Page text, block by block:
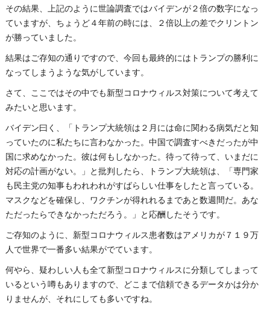
その結果、上記のように世論調査ではバイデンが２倍の数字になっ
ていますが、ちょうど４年前の時には、２倍以上の差でクリントン
が勝っていました。
結果はご存知の通りですので、今回も最終的にはトランプの勝利に
なってしまうような気がしています。
さて、ここではその中でも新型コロナウィルス対策について考えて
みたいと思います。
バイデン曰く、「トランプ大統領は２月には命に関わる病気だと知
っていたのに私たちに言わなかった。中国で調査すべきだったが中
国に求めなかった。彼は何もしなかった。待って待って、いまだに
対応の計画がない。」と批判したら、トランプ大統領は、「専門家
も民主党の知事もわれわれがすばらしい仕事をしたと言っている。
マスクなどを確保し、ワクチンが得れれるまであと数週間だ。あな
ただったらできなかっただろう。」と応酬したそうです。
ご存知のように、新型コロナウィルス患者数はアメリカが７１９万
人で世界で一番多い結果がでています。
何やら、疑わしい人も全て新型コロナウィルスに分類してしまって
いるという噂もありますので、どこまで信頼できるデータかは分か
りませんが、それにしても多いですね。